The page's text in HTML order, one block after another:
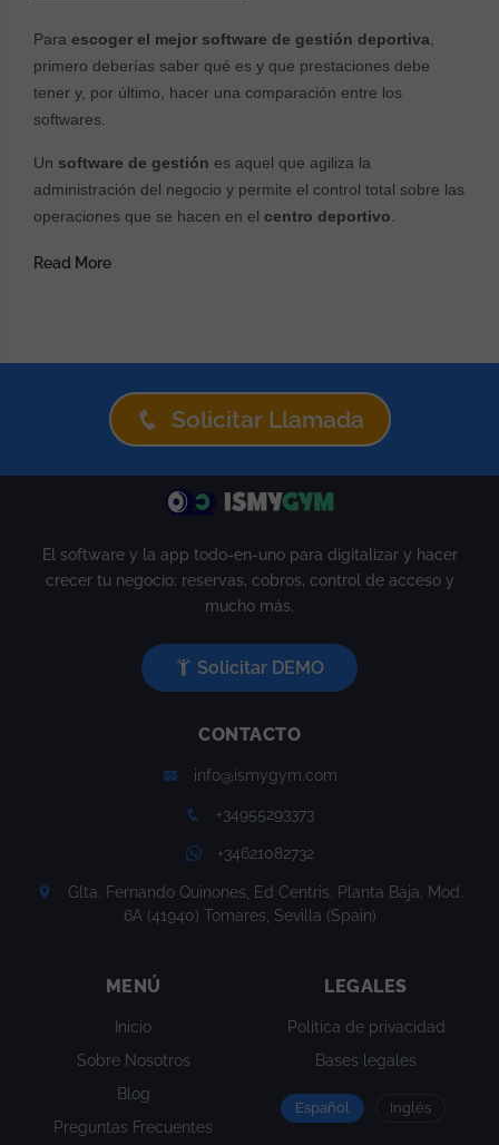
Para escoger el mejor software de gestión deportiva
primero deberías saber qué es y que prestaciones debe
tener y, por último, hacer una comparación entre los
softwares.
Un software de gestión es aquel que agiliza la
administración del negocio y permite el control total sobre las
operaciones que se hacen en el centro deportivo
Read More
Solicitar Llamada
El software y la app todo-en-uno para digitalizar y hacer
crecer tu negocio: reservas, cobros, control de acceso y
mucho más.
Solicitar DEMO
CONTACTO
info@ismygym.com
+34955293373
+34621082732
Glta. Fernando Quinones, Ed Centris. Planta Baja. Mod.
6A (41940) Tomares, Sevilla (Spain)
MENÚ
Inicio
Sobre Nosotros
Blog
Preguntas Frecuentes
LEGALES
Política de privacidad
Bases legales
Español Inglés